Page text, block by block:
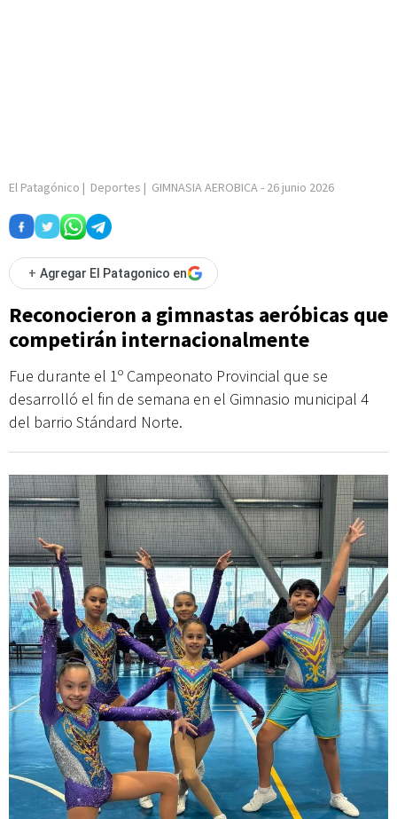
El Patagónico | Deportes | GIMNASIA AEROBICA- 26 junio 2026
+ Agregar El Patagonico en
Reconocieron a gimnastas aeróbicas que
competirán internacionalmente
Fue durante el 1º Campeonato Provincial que se
desarrolló el fin de semana en el Gimnasio municipal 4
del barrio Stándard Norte.